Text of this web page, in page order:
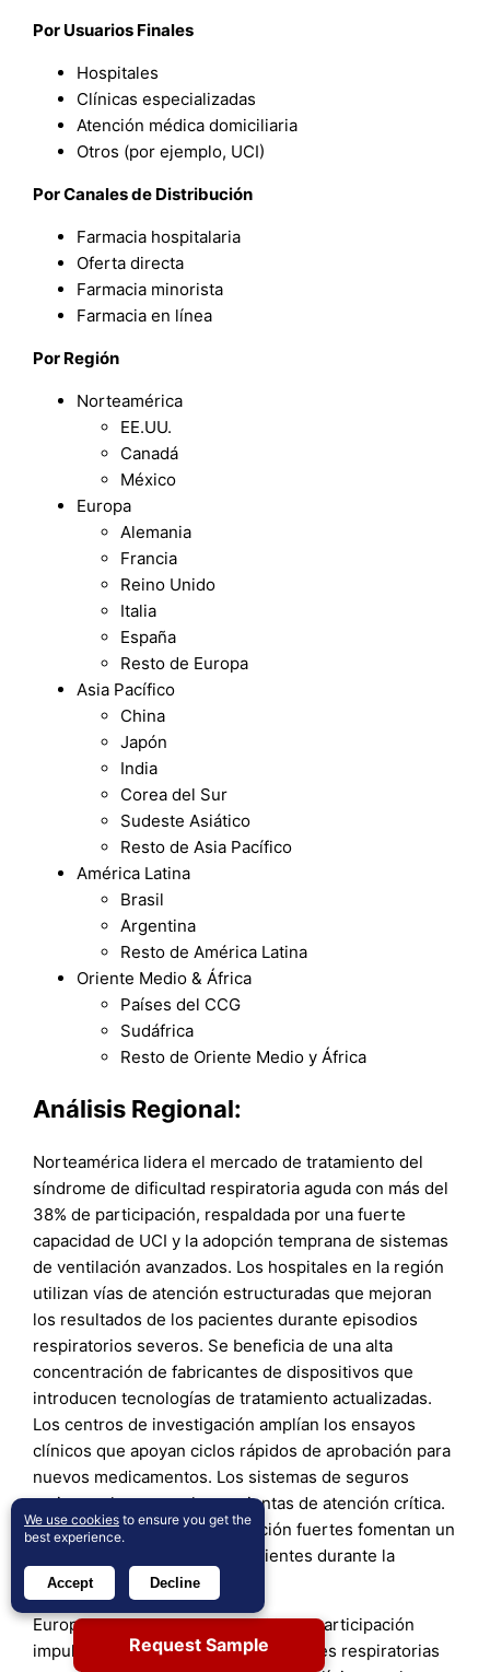
Por Usuarios Finales
Hospitales
Clínicas especializadas
Atención médica domiciliaria
Otros (por ejemplo, UCI)
Por Canales de Distribución
Farmacia hospitalaria
Oferta directa
Farmacia minorista
Farmacia en línea
Por Región
Norteamérica
EE.UU.
Canadá
México
Europa
Alemania
Francia
Reino Unido
Italia
España
Resto de Europa
Asia Pacífico
China
Japón
India
Corea del Sur
Sudeste Asiático
Resto de Asia Pacífico
América Latina
Brasil
Argentina
Resto de América Latina
Oriente Medio & África
Países del CCG
Sudáfrica
Resto de Oriente Medio y África
Análisis Regional:
Norteamérica lidera el mercado de tratamiento del
síndrome de dificultad respiratoria aguda con más del
38% de participación, respaldada por una fuerte
capacidad de UCI y la adopción temprana de sistemas
de ventilación avanzados. Los hospitales en la región
utilizan vías de atención estructuradas que mejoran
los resultados de los pacientes durante episodios
respiratorios severos. Se beneficia de una alta
concentración de fabricantes de dispositivos que
introducen tecnologías de tratamiento actualizadas.
Los centros de investigación amplían los ensayos
clínicos que apoyan ciclos rápidos de aprobación para
nuevos medicamentos. Los sistemas de seguros
mejoran el acceso a herramientas de atención crítica.
Los programas de concienciación fuertes fomentan un
reporte más rápido de los pacientes durante la
dificultad respiratoria.
Europa posee alrededor del 29% de participación
impulsada por inversiones en unidades respiratorias
Request Sample
We use cookies to ensure you get the
best experience.
Accept Decline